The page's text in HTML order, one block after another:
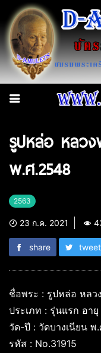
รูปหล่อ หลว
พ.ศ.2548
2563
23 ก.ค. 2021
share tweet
ชื่อพระ : รูปหล่อ หลว
ประเภท : รุ่นแรก อา
วัด-ปี : วัดบางเนียน พ
รหัส : No.31915